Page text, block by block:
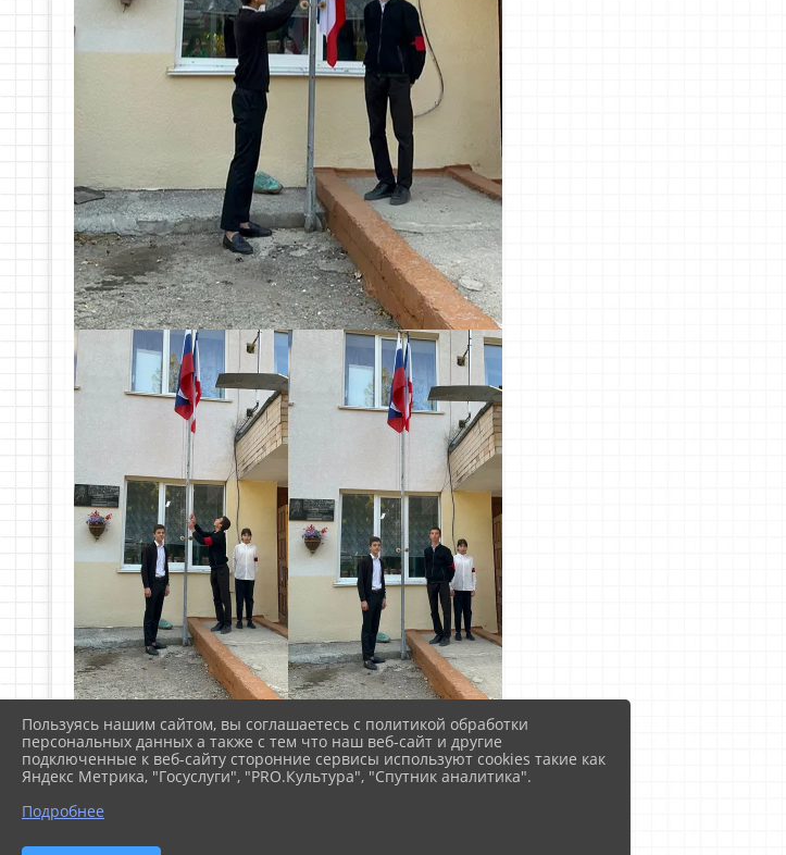
Пользуясь нашим сайтом, вы соглашаетесь с политикой обработки
персональных данных а также с тем что наш веб-сайт и другие
подключенные к веб-сайту сторонние сервисы используют cookies такие как
Яндекс Метрика, "Госуслуги", "PRO.Культура", "Спутник аналитика".
Подробнее